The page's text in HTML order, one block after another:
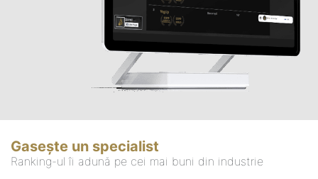
Gasește un specialist
Ranking-ul îi adună pe cei mai buni din industrie